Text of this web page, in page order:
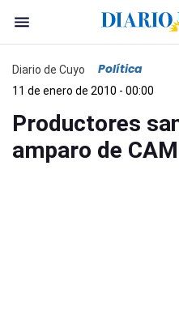
Diario de Cuyo Política
11 de enero de 2010 - 00:00
Productores
amparo de